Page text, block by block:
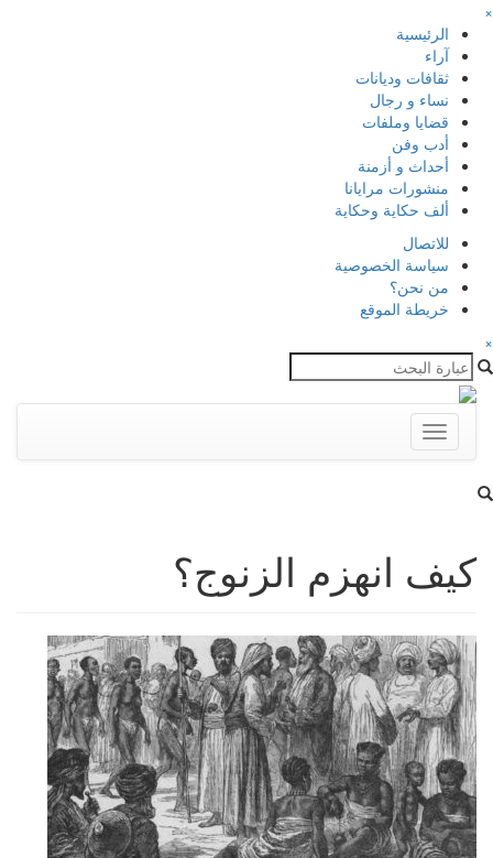
×
الرئيسية
آراء
ثقافات وديانات
نساء و رجال
قضايا وملفات
أدب وفن
أحداث و أزمنة
منشورات مرايانا
ألف حكاية وحكاية
للاتصال
سياسة الخصوصية
من نحن؟
خريطة الموقع
×
Toggle
navigation
كيف انهزم الزنوج؟